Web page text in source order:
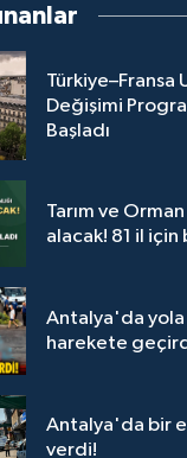
Türkiye–Fransa
Değişimi
Başladı
Tarım ve
alacak! 81 il için
Antalya'da yola
harekete
Antalya'da bir
verdi!